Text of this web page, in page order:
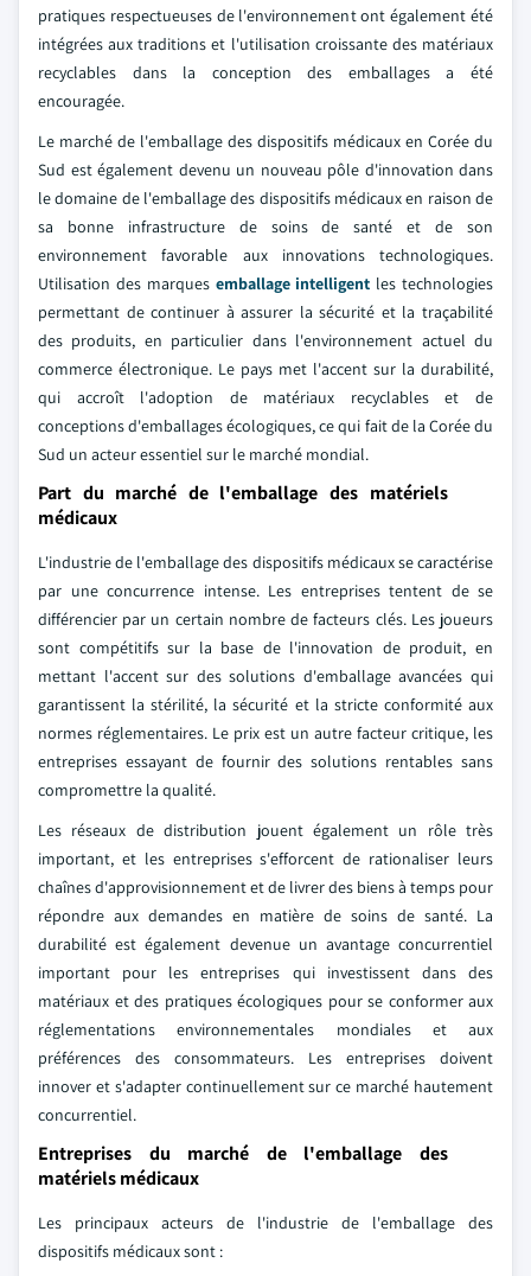
pratiques respectueuses de l'environnement ont également été
intégrées aux traditions et l'utilisation croissante des matériaux
recyclables dans la conception des emballages a été
encouragée.
Le marché de l'emballage des dispositifs médicaux en Corée du
Sud est également devenu un nouveau pôle d'innovation dans
le domaine de l'emballage des dispositifs médicaux en raison de
sa bonne infrastructure de soins de santé et de son
environnement favorable aux innovations technologiques.
Utilisation des marques emballage intelligent les technologies
permettant de continuer à assurer la sécurité et la traçabilité
des produits, en particulier dans l'environnement actuel du
commerce électronique. Le pays met l'accent sur la durabilité,
qui accroît l'adoption de matériaux recyclables et de
conceptions d'emballages écologiques, ce qui fait de la Corée du
Sud un acteur essentiel sur le marché mondial.
Part du marché de l'emballage des matériels
médicaux
L'industrie de l'emballage des dispositifs médicaux se caractérise
par une concurrence intense. Les entreprises tentent de se
différencier par un certain nombre de facteurs clés. Les joueurs
sont compétitifs sur la base de l'innovation de produit, en
mettant l'accent sur des solutions d'emballage avancées qui
garantissent la stérilité, la sécurité et la stricte conformité aux
normes réglementaires. Le prix est un autre facteur critique, les
entreprises essayant de fournir des solutions rentables sans
compromettre la qualité.
Les réseaux de distribution jouent également un rôle très
important, et les entreprises s'efforcent de rationaliser leurs
chaînes d'approvisionnement et de livrer des biens à temps pour
répondre aux demandes en matière de soins de santé. La
durabilité est également devenue un avantage concurrentiel
important pour les entreprises qui investissent dans des
matériaux et des pratiques écologiques pour se conformer aux
réglementations environnementales mondiales et aux
préférences des consommateurs. Les entreprises doivent
innover et s'adapter continuellement sur ce marché hautement
concurrentiel.
Entreprises du marché de l'emballage des
matériels médicaux
Les principaux acteurs de l'industrie de l'emballage des
dispositifs médicaux sont :